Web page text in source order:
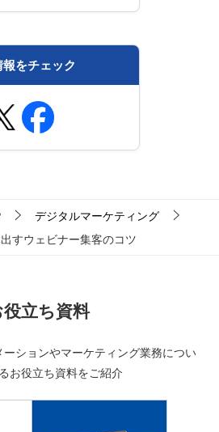
をチェック
デジタルマーケティング
すウェビナー集客のコツ
役立ち資料
ションやマーケティング業務につい
お役立ち資料をご紹介